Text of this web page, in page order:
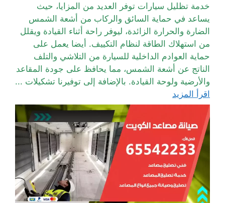
خدمة تظليل سيارات توفر العديد من المزايا، حيث
يساعد في حماية السائق والركاب من أشعة الشمس
الضارة والحرارة الزائدة، ليوفر راحة أثناء القيادة ويقلل
من استهلاك الطاقة لنظام التكييف. أيضا يعمل على
حماية العوادم الداخلية للسيارة من التلاشي والتلف
الناتج عن أشعة الشمس، مما يحافظ على جودة المقاعد
والأرضية ولوحة القيادة. بالإضافة إلى توفيرنا تشكيلات ...
اقرأ المزيد